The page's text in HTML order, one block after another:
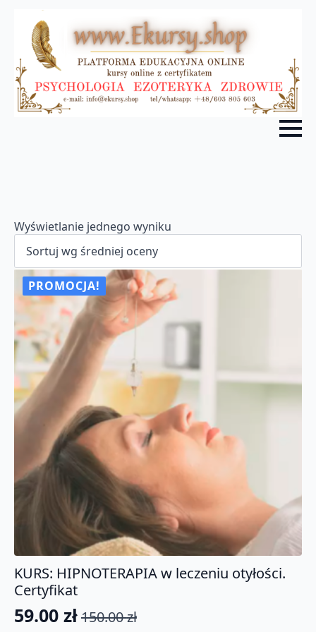
Wyświetlanie jednego wyniku
PROMOCJA!
KURS: HIPNOTERAPIA w leczeniu otyłości.
Certyfikat
150.00zł
Pierwotna
59.00 zł
Aktualna